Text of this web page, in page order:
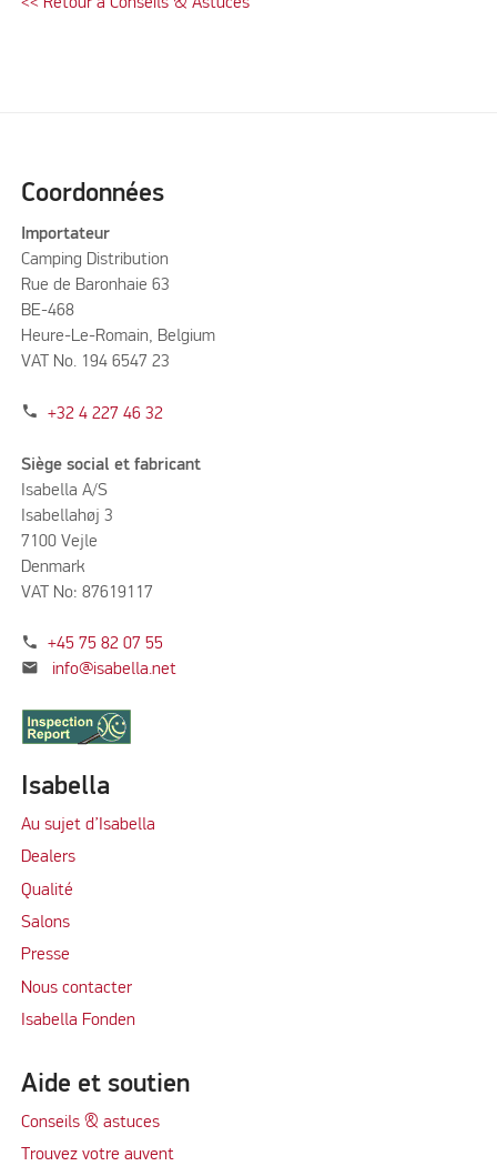
Coordonnées
Importateur
Camping Distribution
Rue de Baronhaie 63
BE-468
Heure-Le-Romain, Belgium
VAT No. 194 6547 23
phone +32 4 227 46 32
Siège social et fabricant
Isabella A/S
Isabellahøj 3
7100 Vejle
Denmark
VAT No: 87619117
phone +45 75 82 07 55
mail info@isabella.net
Isabella
Au sujet d’Isabella
Dealers
Qualité
Salons
Presse
Nous contacter
Isabella Fonden
Aide et soutien
Conseils & astuces
Trouvez votre auvent